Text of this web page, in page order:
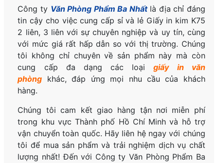
Công ty Văn Phòng Phẩm Ba Nhấtlà địa chỉ đáng
tin cậy cho việc cung cấp sỉ và lẻ Giấy in kim K75
2 liên, 3 liên với sự chuyên nghiệp và uy tín, cùng
với mức giá rất hấp dẫn so với thị trường. Chúng
tôi không chỉ chuyên về sản phẩm này mà còn
cung cấp đa dạng các loạigiấy in văn
phòng khác, đáp ứng mọi nhu cầu của khách
hàng.
Chúng tôi cam kết giao hàng tận nơi miễn phí
trong khu vực Thành phố Hồ Chí Minh và hỗ trợ
vận chuyển toàn quốc. Hãy liên hệ ngay với chúng
tôi để mua sản phẩm và trải nghiệm dịch vụ chất
lượng nhất! Đến với Công ty Văn Phòng Phẩm Ba